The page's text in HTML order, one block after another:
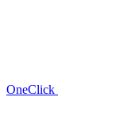
OneClick